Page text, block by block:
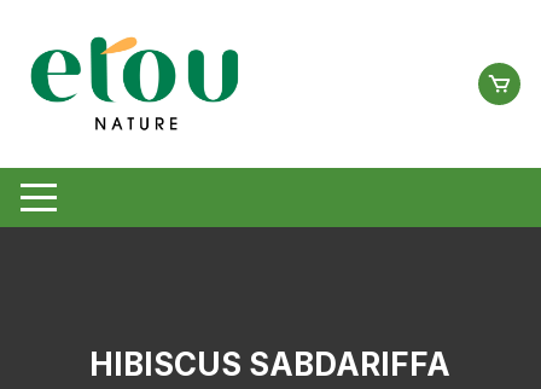
contenu
HIBISCUS SABDARIFFA